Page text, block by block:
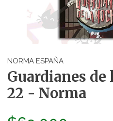
NORMA ESPAÑA
Guardianes de
22 - Norma